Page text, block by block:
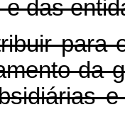
das
para
da